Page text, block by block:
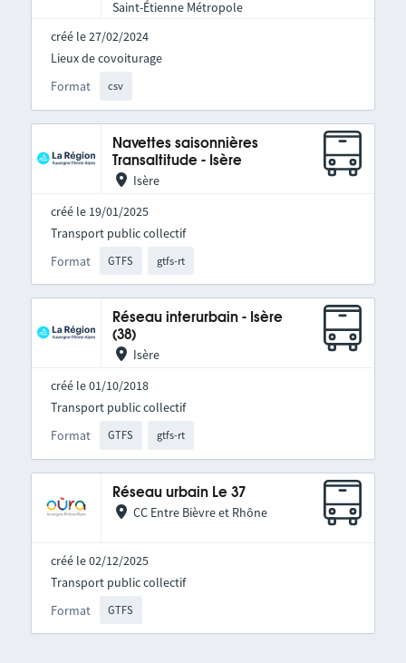
Saint-Étienne Métropole
créé le 27/02/2024
Format csv
Lieux de covoiturage
Navettes saisonnières
Transaltitude - Isère
Isère
créé le 19/01/2025
Format GTFS gtfs-rt
Transport public collectif
Réseau interurbain - Isère
(38)
Isère
créé le 01/10/2018
Format GTFS gtfs-rt
Transport public collectif
Réseau urbain Le 37
CC Entre Bièvre et Rhône
créé le 02/12/2025
Format GTFS
Transport public collectif